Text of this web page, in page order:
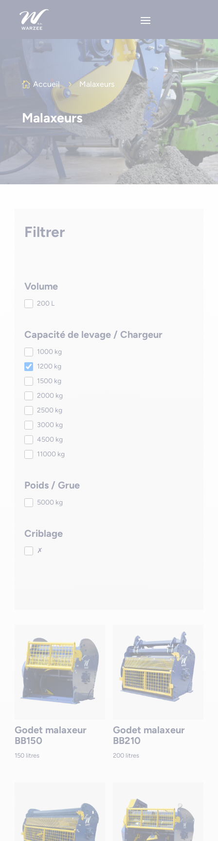
 Accueil 5 Malaxeurs
Malaxeurs
Filtrer
Volume
200 L
Capacité de levage / Chargeur
1000 kg
1200 kg
1500 kg
2000 kg
2500 kg
3000 kg
4500 kg
11000 kg
Poids / Grue
5000 kg
Criblage
✗
Godet malaxeur
BB150
150 litres
Godet malaxeur
BB210
200 litres